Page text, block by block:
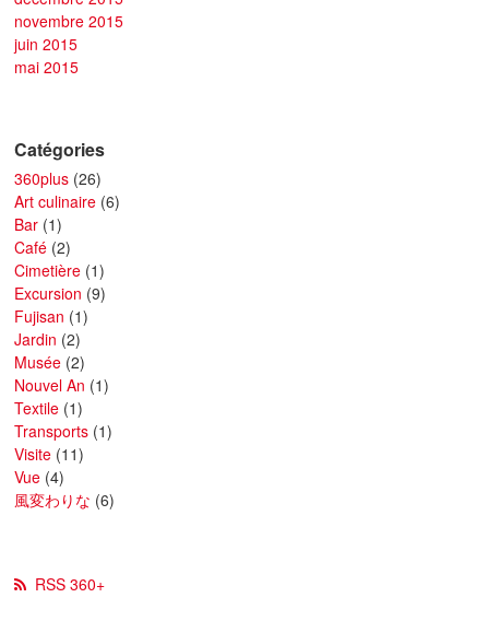
novembre 2015
juin 2015
mai 2015
Catégories
360plus (26)
Art culinaire (6)
Bar (1)
Café (2)
Cimetière (1)
Excursion (9)
Fujisan (1)
Jardin (2)
Musée (2)
Nouvel An (1)
Textile (1)
Transports (1)
Visite (11)
Vue (4)
風変わりな (6)
RSS 360+